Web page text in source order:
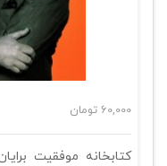
60,000 تومان